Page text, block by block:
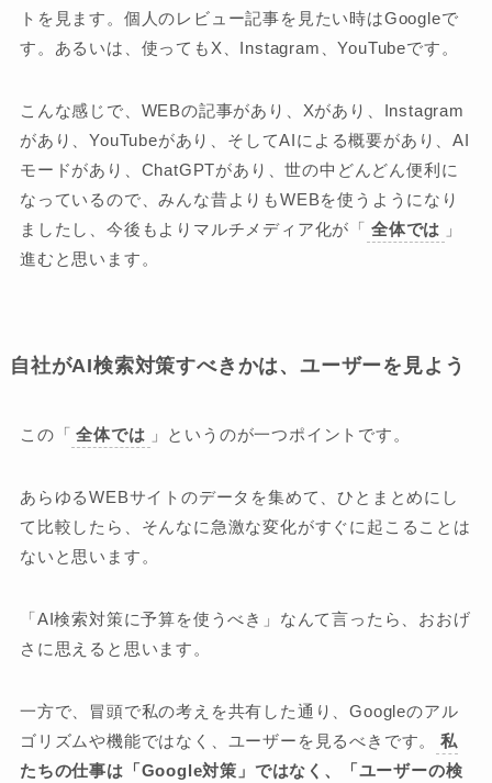
トを見ます。個人のレビュー記事を見たい時はGoogleで
す。あるいは、使ってもX、Instagram、YouTubeです。
こんな感じで、WEBの記事があり、Xがあり、Instagram
があり、YouTubeがあり、そしてAIによる概要があり、AI
モードがあり、ChatGPTがあり、世の中どんどん便利に
なっているので、みんな昔よりもWEBを使うようになり
ましたし、今後もよりマルチメディア化が「 全体では
」
進むと思います。
自社がAI検索対策すべきかは、ユーザーを見よう
この「 全体では 」というのが一つポイントです。
あらゆるWEBサイトのデータを集めて、ひとまとめにし
て比較したら、そんなに急激な変化がすぐに起こることは
ないと思います。
「AI検索対策に予算を使うべき」なんて言ったら、おおげ
さに思えると思います。
一方で、冒頭で私の考えを共有した通り、Googleのアル
ゴリズムや機能ではなく、ユーザーを見るべきです。
私
たちの仕事は「Google対策」ではなく、「ユーザーの検